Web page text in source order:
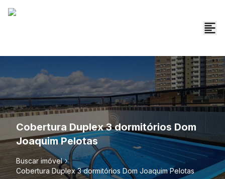
Cobertura Duplex 3 dormitórios Dom
Joaquim Pelotas
Buscar imóvel
Cobertura Duplex 3 dormitórios Dom Joaquim Pelotas